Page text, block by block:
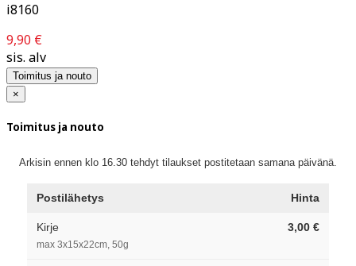
i8160
9,90 €
sis. alv
Toimitus ja nouto
×
Toimitus ja nouto
Arkisin ennen klo 16.30 tehdyt tilaukset postitetaan samana päivänä.
Postilähetys Hinta
Kirje
max 3x15x22cm, 50g
3,00 €